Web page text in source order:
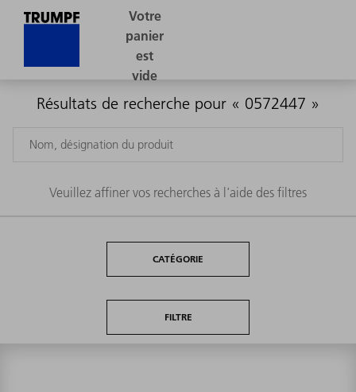
Résultats de recherche pour « 0572447 »
Veuillez affiner vos recherches à l'aide des filtres
CATÉGORIE
FILTRE